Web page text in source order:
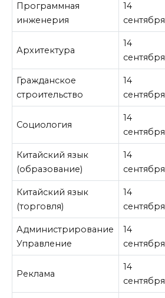
Программная
инженерия
14
сентября
Архитектура
14
сентября
Гражданское
строительство
14
сентября
Социология
14
сентября
Китайский язык
(образование)
14
сентября
Китайский язык
(торговля)
14
сентября
Администрирование
Управление
14
сентября
Реклама
14
сентября